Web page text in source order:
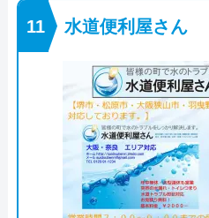
水道便利屋さん